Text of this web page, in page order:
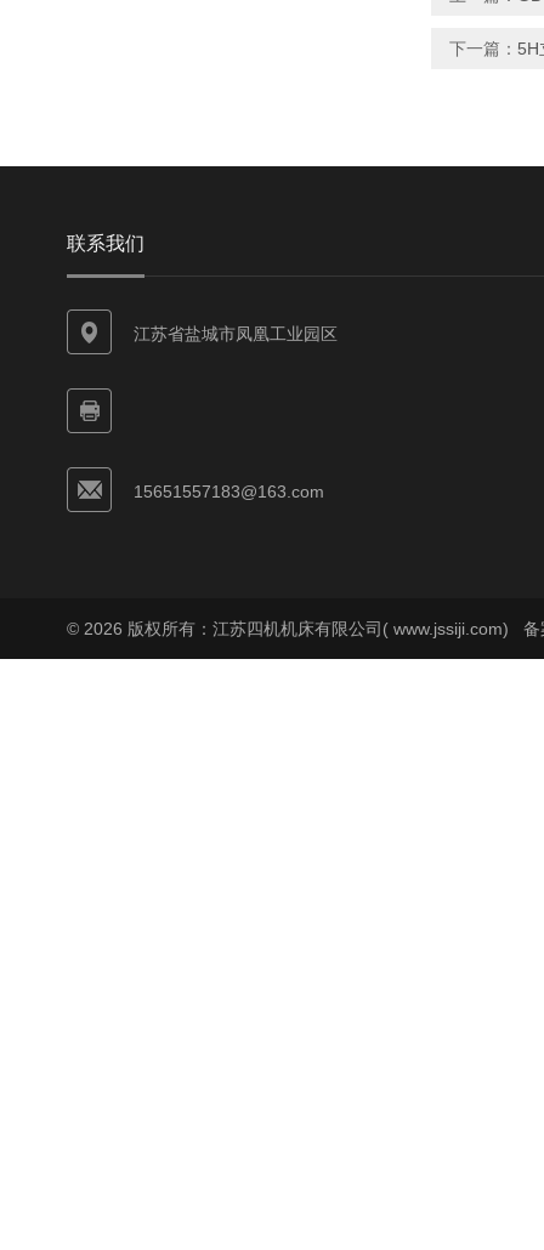
下一篇： 5H
联系我们
江苏省盐城市凤凰工业园区
15651557183@163.com
© 2026 版权所有：江苏四机机床有限公司( www.jssiji.com) 备